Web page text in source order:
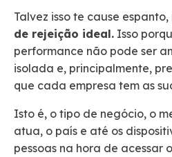
Talvez isso te cause espanto,
de rejeição ideal. Isso
performance não pode ser
isolada e, principalmente,
que cada empresa tem as
Isto é, o tipo de negócio, o
atua, o país e até os
pessoas na hora de acessar